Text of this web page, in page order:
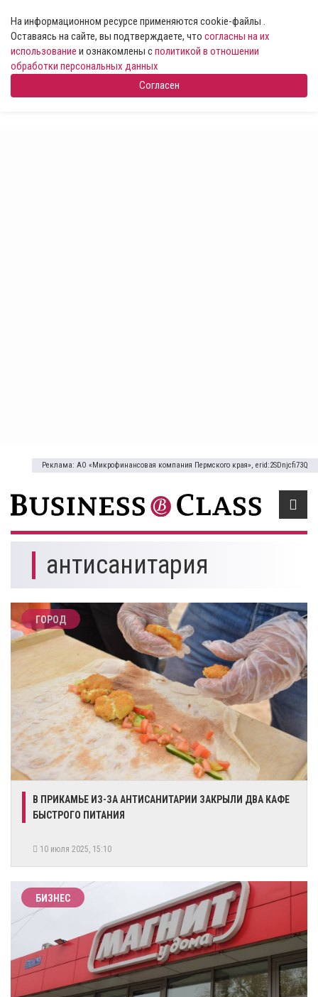
На информационном ресурсе применяются cookie-файлы .
Оставаясь на сайте, вы подтверждаете, что согласны на их
использование и ознакомлены сполитикой в отношении
обработки персональных данных
Согласен
Реклама: АО «Микрофинансовая компания Пермского края», erid:2SDnjcfi73Q
антисанитария
ГОРОД
В ПРИКАМЬЕ ИЗ-ЗА АНТИСАНИТАРИИ ЗАКРЫЛИ ДВА КАФЕ
БЫСТРОГО ПИТАНИЯ
10 июля 2025, 15:10
БИЗНЕС